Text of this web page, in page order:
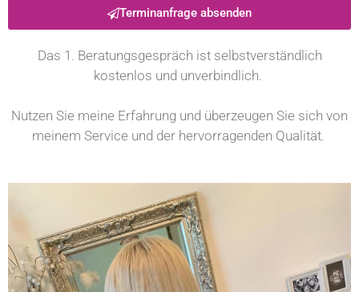
Terminanfrage absenden
Das 1. Beratungsgespräch ist selbstverständlich
kostenlos und unverbindlich.
Nutzen Sie meine Erfahrung und überzeugen Sie sich von
meinem Service und der hervorragenden Qualität.